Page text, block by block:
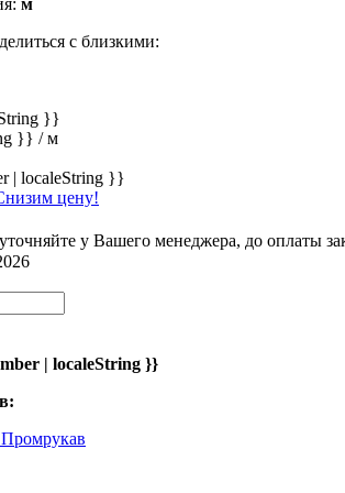
с близкими:
}}
}} / м
| localeString }}
цену!
у Вашего менеджера, до оплаты
| localeString }}